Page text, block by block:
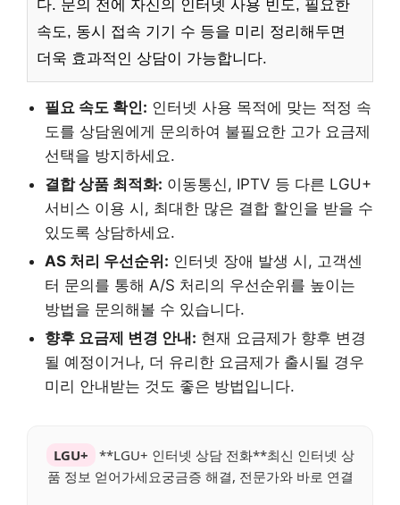
다. 문의 전에 자신의 인터넷 사용 빈도, 필요한
속도, 동시 접속 기기 수 등을 미리 정리해두면
더욱 효과적인 상담이 가능합니다.
필요 속도 확인: 인터넷 사용 목적에 맞는 적정 속
도를 상담원에게 문의하여 불필요한 고가 요금제
선택을 방지하세요.
결합 상품 최적화: 이동통신, IPTV 등 다른 LGU+
서비스 이용 시, 최대한 많은 결합 할인을 받을 수
있도록 상담하세요.
AS 처리 우선순위: 인터넷 장애 발생 시, 고객센
터 문의를 통해 A/S 처리의 우선순위를 높이는
방법을 문의해볼 수 있습니다.
향후 요금제 변경 안내: 현재 요금제가 향후 변경
될 예정이거나, 더 유리한 요금제가 출시될 경우
미리 안내받는 것도 좋은 방법입니다.
LGU+
**LGU+ 인터넷 상담 전화**최신 인터넷 상
품 정보 얻어가세요궁금증 해결, 전문가와 바로 연결